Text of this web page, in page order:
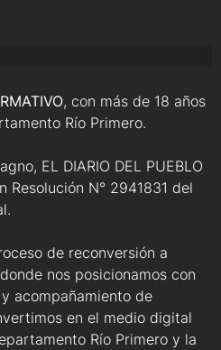
, con más de 18 años
Río Primero.
EL DIARIO DEL PUEBLO
Resolución N° 2941831 del
de reconversión a
nos posicionamos con
acompañamiento de
en el medio digital
Río Primero y la